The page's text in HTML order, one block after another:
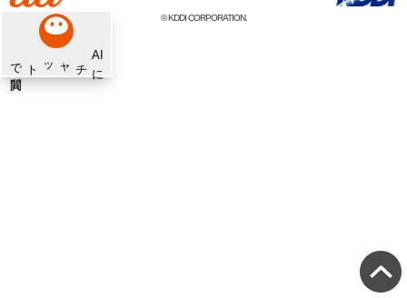
© KDDI CORPORATION.